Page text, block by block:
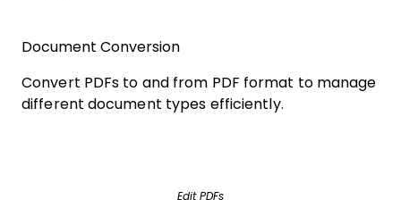
Document Conversion
Convert PDFs to and from PDF format to manage
different document types efficiently.
Edit PDFs